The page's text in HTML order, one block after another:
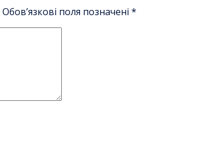
Обов’язкові поля позначені *